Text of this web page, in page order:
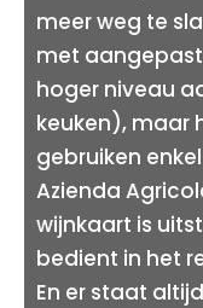
meer weg te
met
hoger niveau
keuken), maar
gebruiken
Azienda
wijnkaart is
bedient in het
En er staat